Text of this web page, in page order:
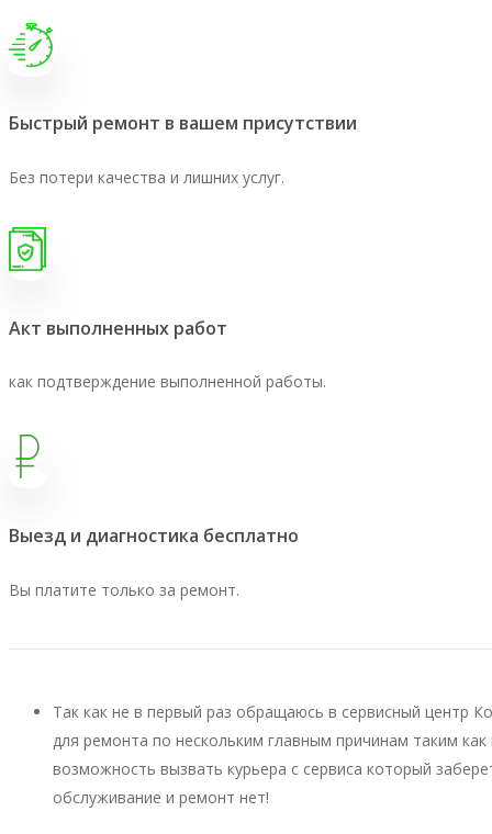
Быстрый ремонт в вашем присутствии
Без потери качества и лишних услуг.
Акт выполненных работ
как подтверждение выполненной работы.
Выезд и диагностика бесплатно
Вы платите только за ремонт.
Так как не в первый раз обращаюсь в сервисный центр
для ремонта по нескольким главным причинам таким
возможность вызвать курьера с сервиса который
обслуживание и ремонт нет!